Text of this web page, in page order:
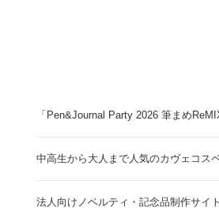
「Pen&Journal Party 2026 筆まめ
中高生から大人まで人気のカヴェコス
法人向けノベルティ・記念品制作サイ